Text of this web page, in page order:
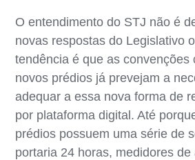
O entendimento do STJ não é
novas respostas do Legislativo
tendência é que as convenções
novos prédios já prevejam a
adequar a essa nova forma de
por plataforma digital. Até
prédios possuem uma série de
portaria 24 horas, medidores de